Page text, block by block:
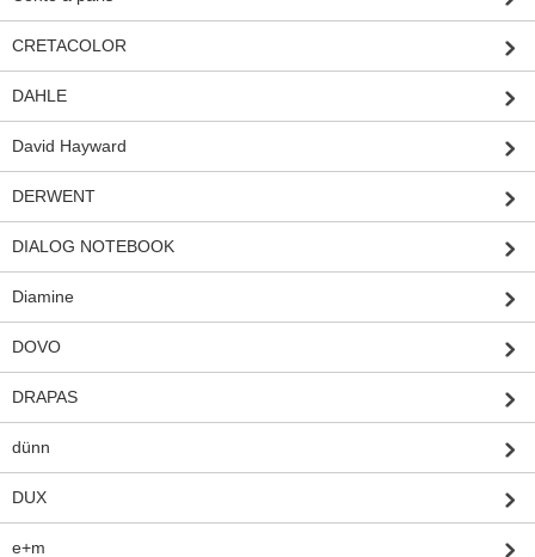
CRETACOLOR
DAHLE
David Hayward
DERWENT
DIALOG NOTEBOOK
Diamine
DOVO
DRAPAS
dünn
DUX
e+m